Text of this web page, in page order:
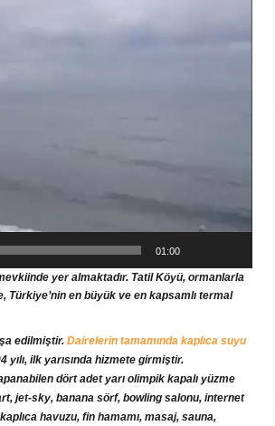
01:00
yer almaktadır. Tatil Köyü, ormanlarla
Türkiye’nin en büyük ve en kapsamlı termal
edilmiştir. Dairelerin tamamında kaplıca suyu
ilk yarısında hizmete girmiştir.
dört adet yarı olimpik kapalı yüzme
jet-sky, banana sörf, bowling salonu, internet
havuzu, fin hamamı, masaj, sauna,